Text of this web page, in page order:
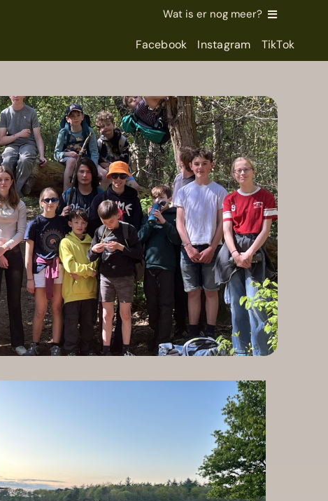
Wat is er nog meer?
Facebook Instagram TikTok